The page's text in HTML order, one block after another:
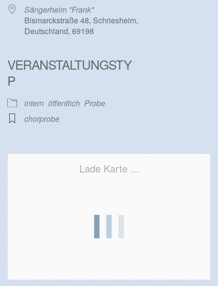
Sängerheim "Frank"
Bismarckstraße 48, Schriesheim,
Deutschland, 69198
VERANSTALTUNGSTY
P
intern öffentlich Probe
chorprobe
Lade Karte ...